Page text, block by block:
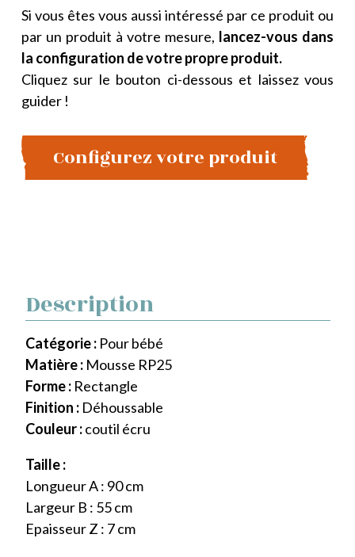
Si vous êtes vous aussi intéressé par ce produit ou
par un produit à votre mesure, lancez-vous dans
la configuration de votre propre produit.
Cliquez sur le bouton ci-dessous et laissez vous
guider !
Configurez votre produit
Description
Catégorie : Pour bébé
Matière : Mousse RP25
Forme : Rectangle
Finition : Déhoussable
Couleur :coutil écru
Taille :
Longueur A : 90 cm
Largeur B : 55 cm
Epaisseur Z : 7 cm